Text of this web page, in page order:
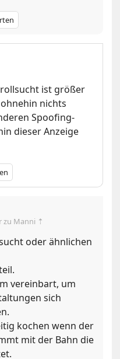
ist größer
nichts
Spoofing-
dieser Anzeige
zu Manni ⇡
oder ähnlichen
vereinbart, um
sich
kochen wenn der
mit der Bahn die